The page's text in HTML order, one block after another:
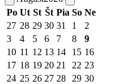
Po Ut St Št Pia So Ne
27 28 29 30 31 1
2
3
4 5 6 7 8
9
10 11 12 13 14 15 16
17 18 19 20 21 22 23
24 25 26 27 28 29 30